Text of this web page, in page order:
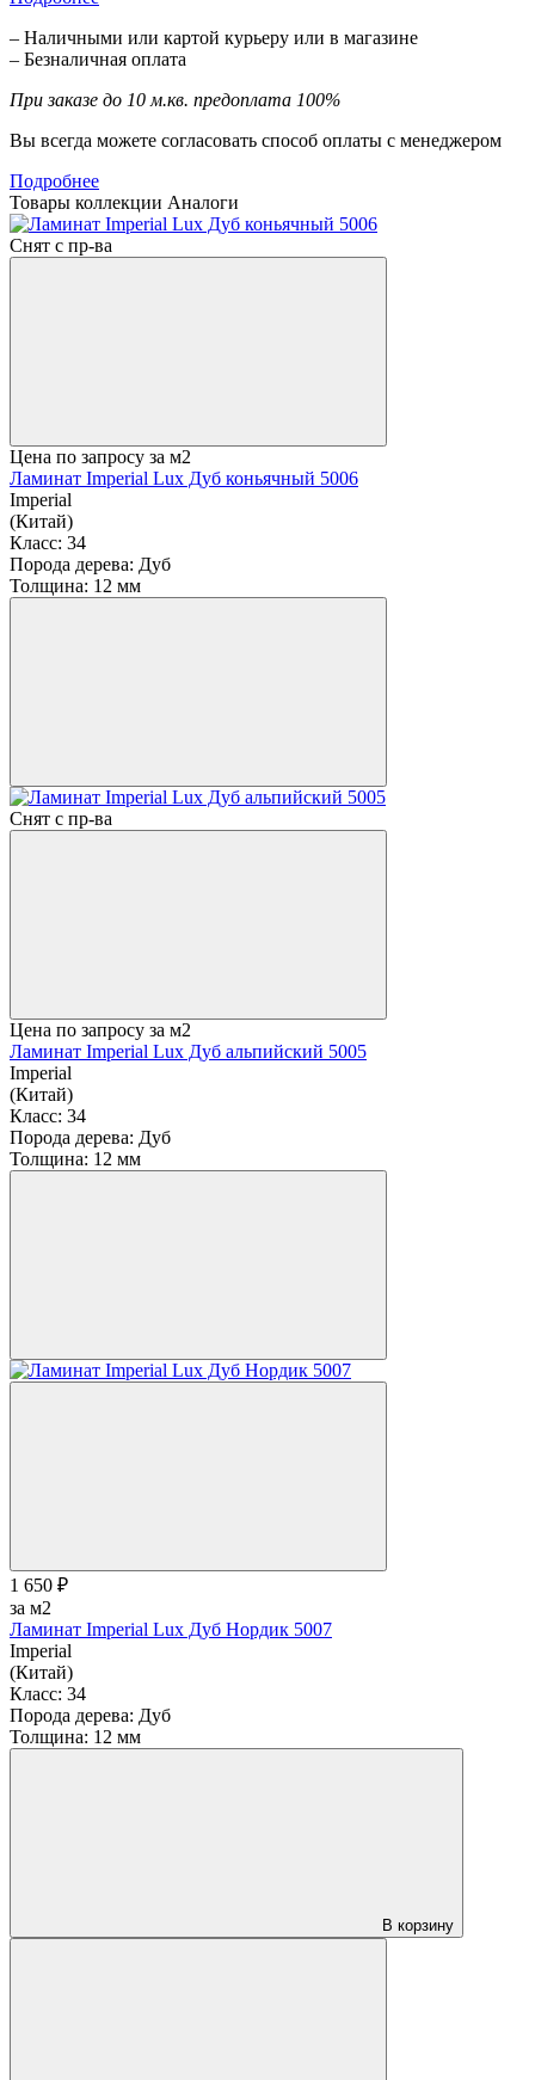
– Наличными или картой курьеру или в магазине
– Безналичная оплата
При заказе до 10 м.кв. предоплата 100%
Вы всегда можете согласовать способ оплаты с менеджером
Подробнее
Товары коллекции Аналоги
Снят с пр-ва
Цена по запросу за м2
Ламинат Imperial Lux Дуб коньячный 5006
Imperial
(Китай)
Класс: 34
Порода дерева: Дуб
Толщина: 12 мм
Снят с пр-ва
Цена по запросу за м2
Ламинат Imperial Lux Дуб альпийский 5005
Imperial
(Китай)
Класс: 34
Порода дерева: Дуб
Толщина: 12 мм
1 650 ₽
за м2
Ламинат Imperial Lux Дуб Нордик 5007
Imperial
(Китай)
Класс: 34
Порода дерева: Дуб
Толщина: 12 мм
В корзину